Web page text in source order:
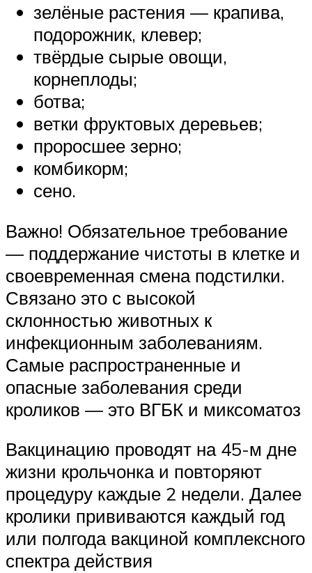
зелёные растения — крапива,
подорожник, клевер;
твёрдые сырые овощи,
корнеплоды;
ботва;
ветки фруктовых деревьев;
проросшее зерно;
комбикорм;
сено.
Важно! Обязательное требование
— поддержание чистоты в клетке и
своевременная смена подстилки.
Связано это с высокой
склонностью животных к
инфекционным заболеваниям.
Самые распространенные и
опасные заболевания среди
кроликов — это ВГБК и миксоматоз
Вакцинацию проводят на 45-м дне
жизни крольчонка и повторяют
процедуру каждые 2 недели. Далее
кролики прививаются каждый год
или полгода вакциной комплексного
спектра действия